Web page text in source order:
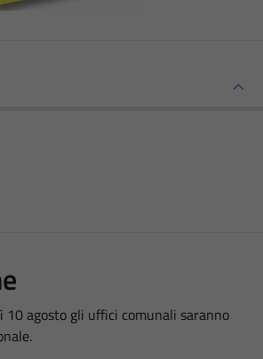
10 agosto gli uffici comunali saranno